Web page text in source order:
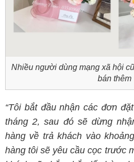
Nhiều người dùng mạng xã hội
bán thêm
“Tôi bắt đầu nhận các đơn
tháng 2, sau đó sẽ dừng
hàng về trả khách vào
hàng tôi sẽ yêu cầu cọc trước